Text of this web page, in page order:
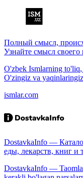
Полный смысл,
Узнайте смысл
O'zbek Ismlarning
O'zingiz va
ismlar.com
DostavkaInfo —
еды, лекарств, книг и
DostavkaInfo —